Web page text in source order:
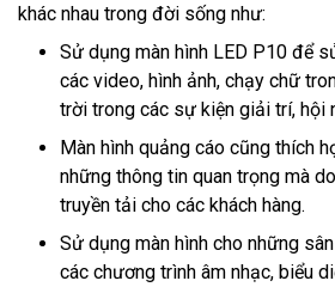
khác nhau trong đời sống như:
Sử dụng màn hình LED P10 để
các video, hình ảnh, chạy chữ
trời trong các sự kiện giải trí, hội
Màn hình quảng cáo cũng thích
những thông tin quan trọng mà
truyền tải cho các khách hàng.
Sử dụng màn hình cho những
các chương trình âm nhạc, biểu